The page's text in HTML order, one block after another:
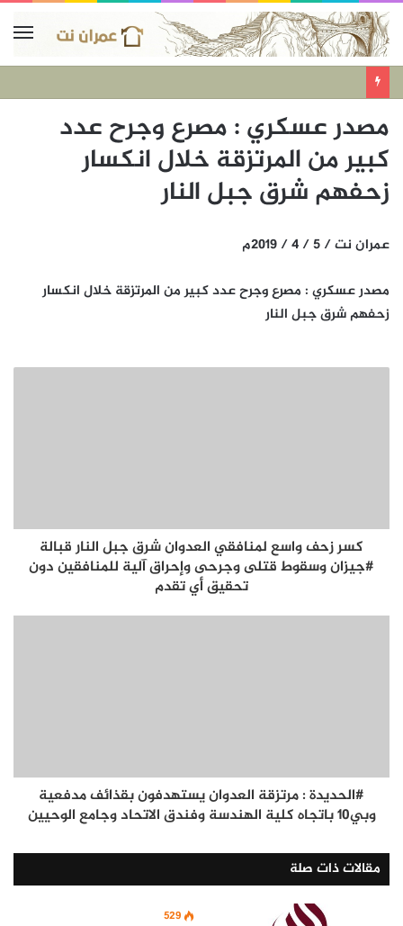
مصدر عسكري : مصرع وجرح عدد
كبير من المرتزقة خلال انكسار
زحفهم شرق جبل النار
عمران نت / 5 / 4 / 2019م
مصدر عسكري : مصرع وجرح عدد كبير من المرتزقة خلال انكسار
زحفهم شرق جبل النار
كسر زحف واسع لمنافقي العدوان شرق جبل النار قبالة
#جيزان وسقوط قتلى وجرحى وإحراق آلية للمنافقين دون
تحقيق أي تقدم
#الحديدة : مرتزقة العدوان يستهدفون بقذائف مدفعية
وبي10 باتجاه كلية الهندسة وفندق الاتحاد وجامع الوحيين
مقالات ذات صلة
529